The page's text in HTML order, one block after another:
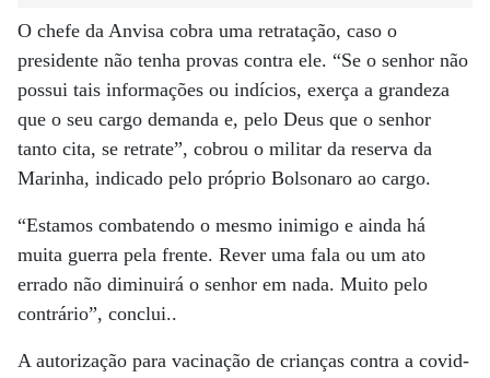
O chefe da Anvisa cobra uma retratação, caso o
presidente não tenha provas contra ele. “Se o senhor não
possui tais informações ou indícios, exerça a grandeza
que o seu cargo demanda e, pelo Deus que o senhor
tanto cita, se retrate”, cobrou o militar da reserva da
Marinha, indicado pelo próprio Bolsonaro ao cargo.
“Estamos combatendo o mesmo inimigo e ainda há
muita guerra pela frente. Rever uma fala ou um ato
errado não diminuirá o senhor em nada. Muito pelo
contrário”, conclui..
A autorização para vacinação de crianças contra a covid-